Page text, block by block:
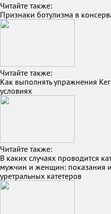
Читайте также:
Признаки ботулизма в
Читайте также:
Как выполнять упражнения
условиях
Читайте также:
В каких случаях проводится
мужчин и женщин: показания
уретральных катетеров